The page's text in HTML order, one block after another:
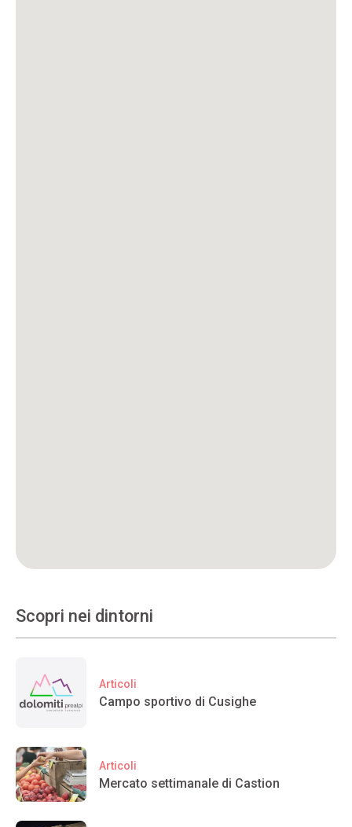
Scopri nei dintorni
Articoli
Campo sportivo di Cusighe
Articoli
Mercato settimanale di Castion